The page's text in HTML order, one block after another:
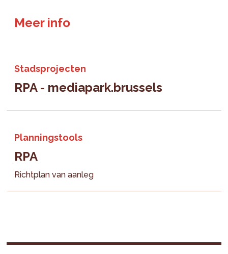
Meer info
Stadsprojecten
RPA - mediapark.brussels
Planningstools
RPA
Richtplan van aanleg